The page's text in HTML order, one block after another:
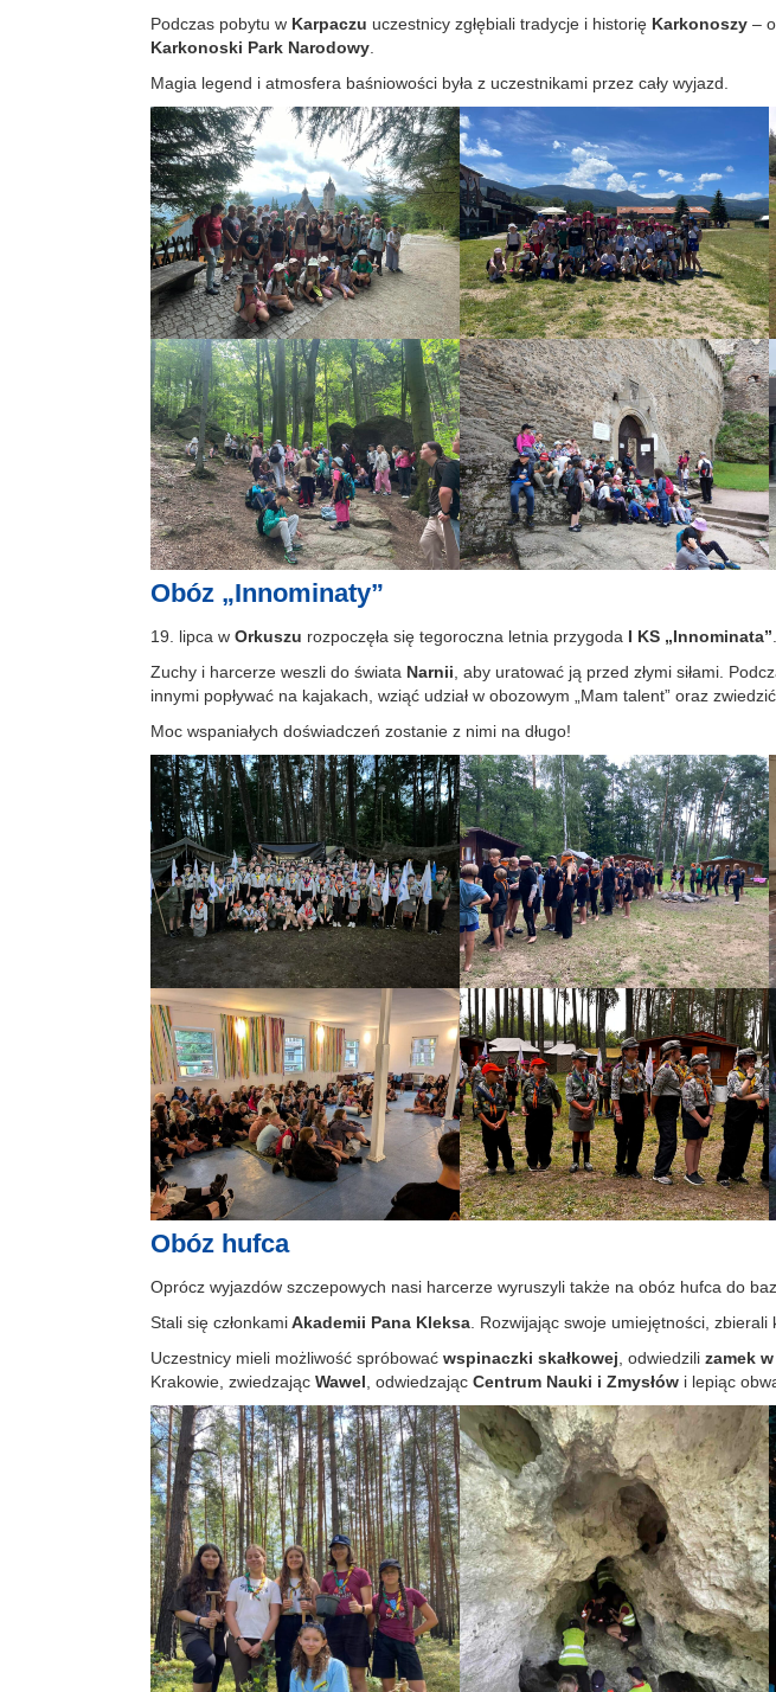
Podczas pobytu w Karpaczu uczestnicy zgłębiali tradycje i historię Karkonoszy –
Karkonoski Park Narodowy
Magia legend i atmosfera baśniowości była z uczestnikami przez cały wyjazd.
Obóz „Innominaty”
19. lipca w Orkuszu rozpoczęła się tegoroczna letnia przygoda I KS „Innominata”
Zuchy i harcerze weszli do świata Narnii , aby uratować ją przed złymi siłami.
innymi popływać na kajakach, wziąć udział w obozowym „Mam talent” oraz zwiedzić
Moc wspaniałych doświadczeń zostanie z nimi na długo!
Obóz hufca
Oprócz wyjazdów szczepowych nasi harcerze wyruszyli także na obóz hufca do
Stali się członkamiAkademii Pana Kleksa . Rozwijając swoje umiejętności, zbierali
Uczestnicy mieli możliwość spróbować wspinaczki skałkowej , odwiedzili zamek
Krakowie, zwiedzając Wawel , odwiedzając Centrum Nauki i Zmysłów i lepiąc